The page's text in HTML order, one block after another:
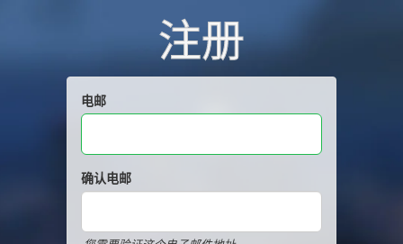
注册
电邮
确认电邮